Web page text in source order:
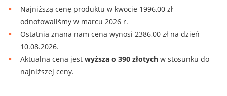
Najniższą cenę produktu w kwocie 1996,00 zł
odnotowaliśmy w marcu 2026 r.
Ostatnia znana nam cena wynosi 2386,00 zł na dzień
10.08.2026.
Aktualna cena jest wyższa o 390 złotych w stosunku do
najniższej ceny.